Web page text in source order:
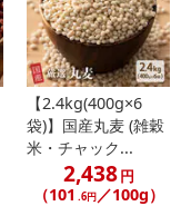
【2.4kg(400g×6
袋)】国産丸麦 (雑穀
米・チャック...
2,438円
（101 .6円／100g）